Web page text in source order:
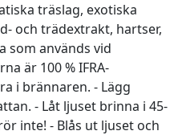
träslag, exotiska
och trädextrakt, hartser,
som används vid
är 100 % IFRA-
i brännaren. - Lägg
- Låt ljuset brinna i 45-
inte! - Blås ut ljuset och